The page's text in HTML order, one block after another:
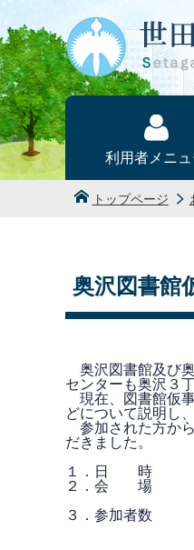
本文へ
利用者メニュ
トップページ
奥沢図書館
奥沢図書館及び
センターも奥沢３
現在、図書館仮
どについて説明し
参加された方か
だきました。
１．日 時 令和
２．会 場 奥沢
地下１
３．参加者数